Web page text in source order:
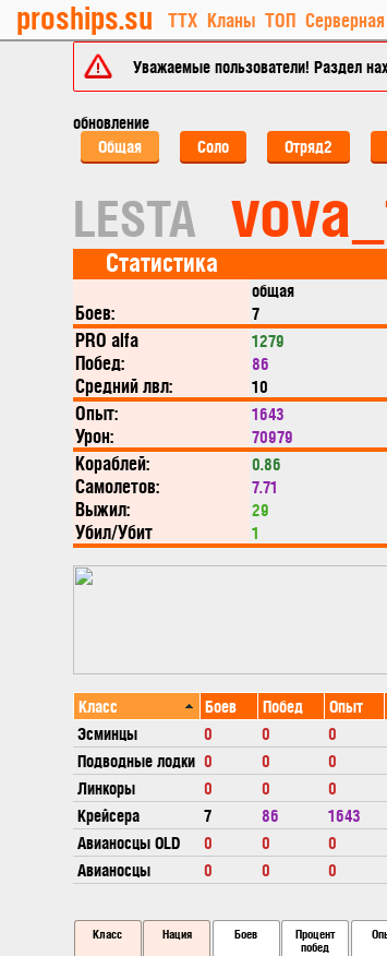
proships.su ТТХ Кланы ТОП Серверная
Уважаемые пользователи! Раздел
обновление
Общая
Соло Отряд2
LESTA
Статистика
общая
Боев: 7
PRO alfa 1279
Побед: 86
Средний лвл: 10
Опыт: 1643
Урон: 70979
Кораблей: 0.86
Самолетов: 7.71
Выжил: 29
Убил/Убит 1
Класс Боев Побед Опыт
Эсминцы
0 0 0
Подводные лодки 0 0 0
Линкоры
0 0 0
Крейсера
7 86 1643
Авианосцы OLD
0 0 0
Авианосцы
0 0 0
Класс Нация Боев
Процент
побед